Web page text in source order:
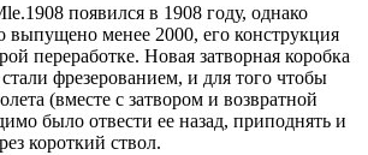
появился в 1908 году, однако
выпущено менее 2000, его конструкция
переработке. Новая затворная коробка
стали фрезерованием, и для того чтобы
(вместе с затвором и возвратной
было отвести ее назад, приподнять и
короткий ствол.